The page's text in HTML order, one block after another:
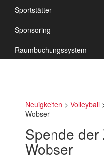
Sportstätten
Sponsoring
Raumbuchungssystem
Neuigkeiten > Volleyball
Wobser
Spende der
Wobser